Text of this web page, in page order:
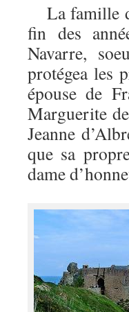
La famille
fin des
Navarre,
protégea les
épouse de
Marguerite
Jeanne
que sa
dame